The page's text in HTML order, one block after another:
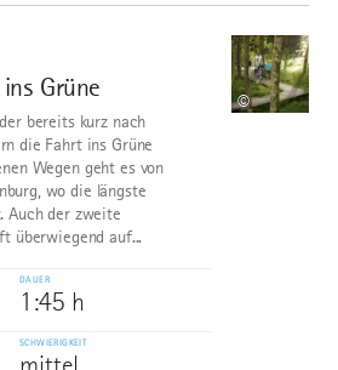
Grüne
©
bereits kurz nach
die Fahrt ins Grüne
Wegen geht es von
wo die längste
Auch der zweite
überwiegend auf...
DAUER
1:45 h
SCHWIERIGKEIT